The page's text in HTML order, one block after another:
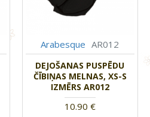
Arabesque AR012
DEJOŠANAS PUSPĒDU
ČĪBIŅAS MELNAS, XS-S
IZMĒRS AR012
10.90 €